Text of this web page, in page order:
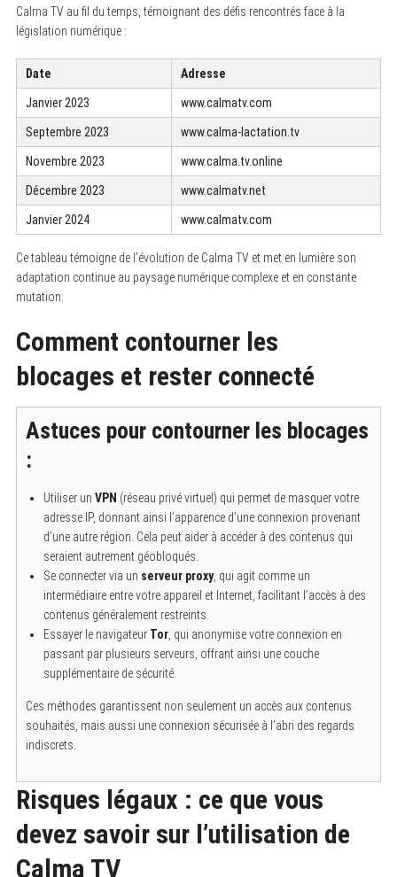
Calma TV au fil du temps, témoignant des défis rencontrés face à la
législation numérique :
Date Adresse
Janvier 2023 www.calmatv.com
Septembre 2023 www.calma-lactation.tv
Novembre 2023 www.calma.tv.online
Décembre 2023 www.calmatv.net
Janvier 2024 www.calmatv.com
Ce tableau témoigne de l’évolution de Calma TV et met en lumière son
adaptation continue au paysage numérique complexe et en constante
mutation.
Comment contourner les
blocages et rester connecté
Astuces pour contourner les blocages
:
Utiliser un VPN (réseau privé virtuel) qui permet de masquer votre
adresse IP, donnant ainsi l’apparence d’une connexion provenant
d’une autre région. Cela peut aider à accéder à des contenus qui
seraient autrement géobloqués.
Se connecter via un serveur proxy, qui agit comme un
intermédiaire entre votre appareil et Internet, facilitant l’accès à des
contenus généralement restreints.
Essayer le navigateur Tor, qui anonymise votre connexion en
passant par plusieurs serveurs, offrant ainsi une couche
supplémentaire de sécurité.
Ces méthodes garantissent non seulement un accès aux contenus
souhaités, mais aussi une connexion sécurisée à l’abri des regards
indiscrets.
Risques légaux : ce que vous
devez savoir sur l’utilisation de
Calma TV